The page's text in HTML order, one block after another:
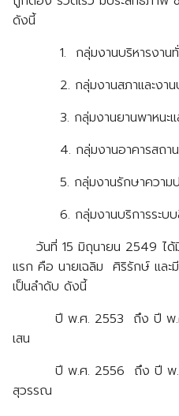
ดังนี้
1. กลุ่มงานบริหารงานทั่
2. กลุ่มงานสภาและงานป
3. กลุ่มงานยานพาหนะแล
4. กลุ่มงานอาคารสถานที่
5. กลุ่มงานรักษาความปล
6. กลุ่มงานบริการระบบสื่
วันที่ 15 มิถุนายน 2549 ได้
แรก คือ นายเฉลิม ศิริรักษ์ และ
เป็นลำดับ ดังนี้
ปี พ.ศ. 2553 ถึง ปี พ.
เสน
ปี พ.ศ. 2556 ถึง ปี พ.
สุวรรณ